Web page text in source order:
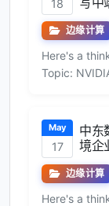
18
边缘计算
Here's a
Topic:
May
17
中东
境企
边缘计算
Here's a